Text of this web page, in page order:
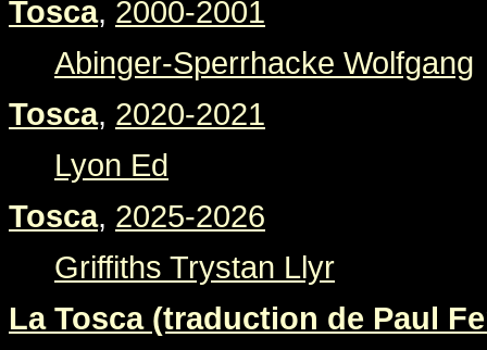
Tosca, 2000-2001
Abinger-Sperrhacke Wolfgang
Tosca, 2020-2021
Lyon Ed
Tosca, 2025-2026
Griffiths Trystan Llyr
La Tosca (traduction de Paul